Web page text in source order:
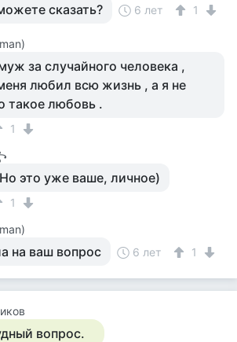
сказать? 6 лет 1
за случайного человека ,
любил всю жизнь , а я не
такое любовь .
1
это уже ваше, личное)
1
на ваш вопрос 6 лет 1
вопрос.